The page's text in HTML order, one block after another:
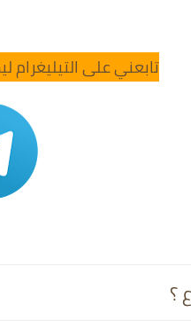
تابعني على التيليغرام
؟